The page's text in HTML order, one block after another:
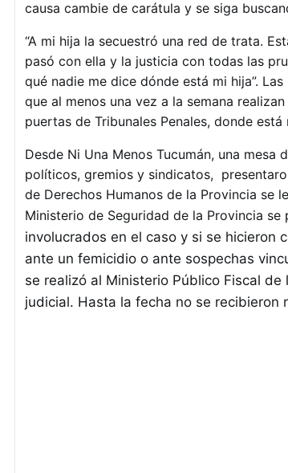
causa cambie de carátula y se siga
“A mi hija la secuestró una red de trata.
pasó con ella y la justicia con todas las
qué nadie me dice dónde está mi hija”.
que al menos una vez a la semana
puertas de Tribunales Penales, donde está
Desde Ni Una Menos Tucumán, una
políticos, gremios y sindicatos,
de Derechos Humanos de la Provincia se
Ministerio de Seguridad de la Provincia se
involucrados en el caso y si se hicieron
ante un femicidio o ante sospechas
se realizó al Ministerio Público Fiscal
judicial. Hasta la fecha no se recibieron